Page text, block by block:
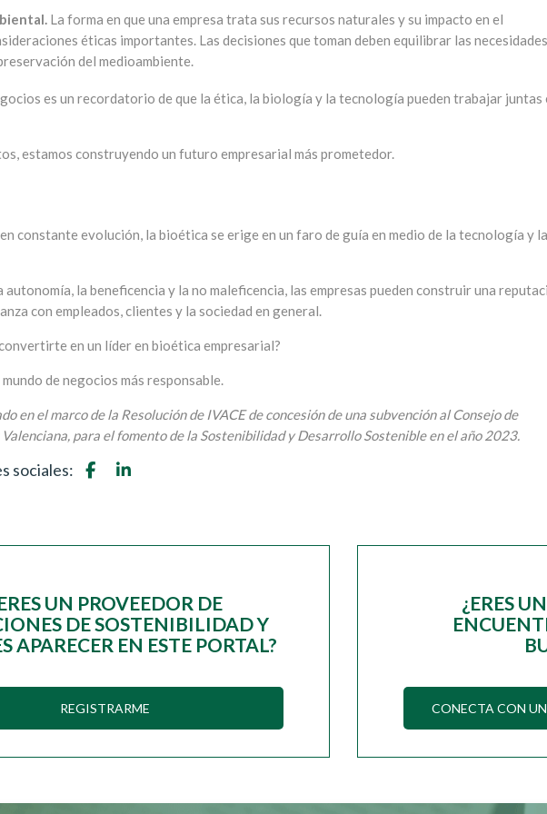
La forma en que una empresa trata sus recursos naturales y su impacto en el
éticas importantes. Las decisiones que toman deben equilibrar las necesidades
del medioambiente.
es un recordatorio de que la ética, la biología y la tecnología pueden trabajar juntas
estamos construyendo un futuro empresarial más prometedor.
constante evolución, la bioética se erige en un faro de guía en medio de la tecnología y la
la beneficencia y la no maleficencia, las empresas pueden construir una
con empleados, clientes y la sociedad en general.
en un líder en bioética empresarial?
de negocios más responsable.
en el marco de la Resolución de IVACE de concesión de una subvención al Consejo de
para el fomento de la Sostenibilidad y Desarrollo Sostenible en el año 2023.
sociales:
UN PROVEEDOR DE
DE SOSTENIBILIDAD Y
APARECER EN ESTE PORTAL?
REGISTRARME
¿ERES
CONECTA CON